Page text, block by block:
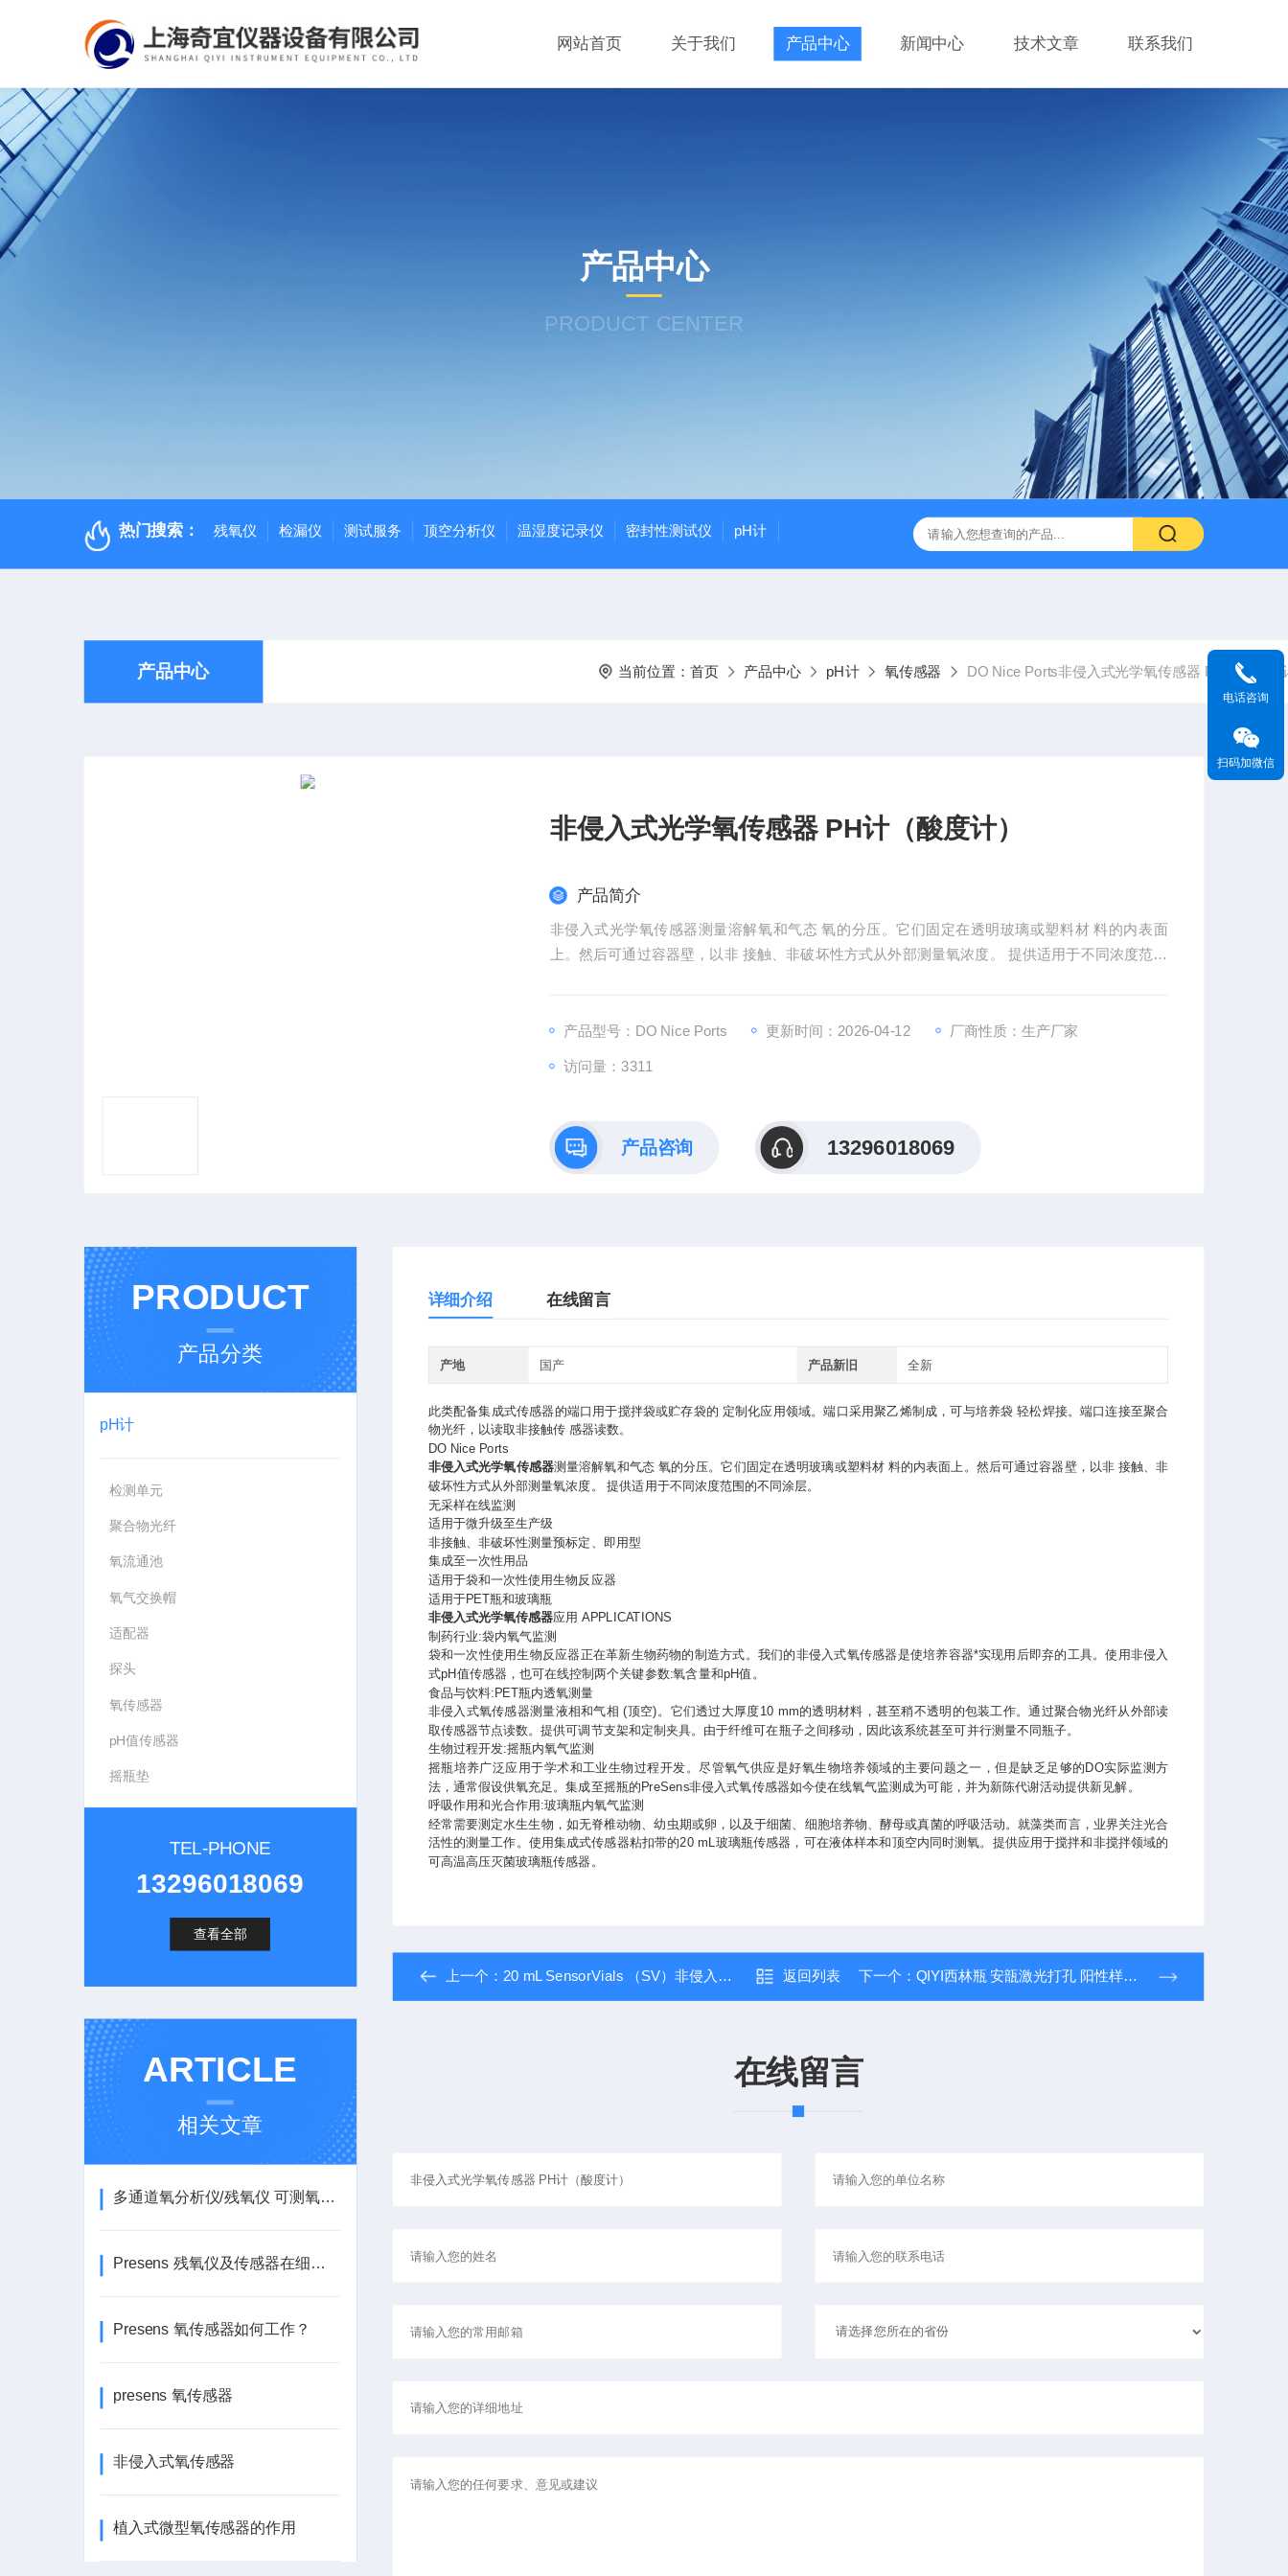
网站首页 关于我们 产品中心 新闻中心 技术文章 联系我们
产品中心
PRODUCT CENTER
热门搜索： 残氧仪 检漏仪 测试服务 顶空分析仪 温湿度记录仪 密封性测试仪 pH计
产品中心 当前位置：首页 产品中心 pH计 氧传感器 DO Nice Ports非侵入式光学氧传感器 PH计（酸度
非侵入式光学氧传感器 PH计（酸度计）
产品简介
非侵入式光学氧传感器测量溶解氧和气态 氧的分压。它们固定在透明玻璃或塑料材 料的内表面
上。然后可通过容器壁，以非 接触、非破坏性方式从外部测量氧浓度。 提供适用于不同浓度范围
产品型号：DO Nice Ports 更新时间：2026-04-12 厂商性质：生产厂家
访问量：3311
产品咨询 13296018069
PRODUCT
产品分类
pH计
检测单元
聚合物光纤
氧流通池
氧气交换帽
适配器
探头
氧传感器
pH值传感器
摇瓶垫
TEL-PHONE
13296018069
查看全部
ARTICLE
相关文章
多通道氧分析仪/残氧仪 可测氧气,PH(酸碱度）
Presens 残氧仪及传感器在细胞和基因治疗领域的应用
Presens 氧传感器如何工作？
presens 氧传感器
非侵入式氧传感器
植入式微型氧传感器的作用
详细介绍 在线留言
产地 国产 产品新旧 全新
此类配备集成式传感器的端口用于搅拌袋或贮存袋的 定制化应用领域。端口采用聚乙烯制成，可与培养袋 轻松焊接。端口连接至聚合
物光纤，以读取非接触传 感器读数。
DO Nice Ports
非侵入式光学氧传感器测量溶解氧和气态 氧的分压。它们固定在透明玻璃或塑料材 料的内表面上。然后可通过容器壁，以非 接触、非
破坏性方式从外部测量氧浓度。 提供适用于不同浓度范围的不同涂层。
无采样在线监测
适用于微升级至生产级
非接触、非破坏性测量预标定、即用型
集成至一次性用品
适用于袋和一次性使用生物反应器
适用于PET瓶和玻璃瓶
非侵入式光学氧传感器应用 APPLICATIONS
制药行业:袋内氧气监测
袋和一次性使用生物反应器正在革新生物药物的制造方式。我们的非侵入式氧传感器是使培养容器*实现用后即弃的工具。使用非侵入
式pH值传感器，也可在线控制两个关键参数:氧含量和pH值。
食品与饮料:PET瓶内透氧测量
非侵入式氧传感器测量液相和气相 (顶空)。它们透过大厚度10 mm的透明材料，甚至稍不透明的包装工作。通过聚合物光纤从外部读
取传感器节点读数。提供可调节支架和定制夹具。由于纤维可在瓶子之间移动，因此该系统甚至可并行测量不同瓶子。
生物过程开发:摇瓶内氧气监测
摇瓶培养广泛应用于学术和工业生物过程开发。尽管氧气供应是好氧生物培养领域的主要问题之一，但是缺乏足够的DO实际监测方
法，通常假设供氧充足。集成至摇瓶的PreSens非侵入式氧传感器如今使在线氧气监测成为可能，并为新陈代谢活动提供新见解。
呼吸作用和光合作用:玻璃瓶内氧气监测
经常需要测定水生生物，如无脊椎动物、幼虫期或卵，以及于细菌、细胞培养物、酵母或真菌的呼吸活动。就藻类而言，业界关注光合
活性的测量工作。使用集成式传感器粘扣带的20 mL玻璃瓶传感器，可在液体样本和顶空内同时测氧。提供应用于搅拌和非搅拌领域的
可高温高压灭菌玻璃瓶传感器。
上一个： 20 mL SensorVials （SV）非侵入式光学氧传感器 PH计（酸度计） 返回列表 下一个：QIYI西林瓶 安瓿激光打孔 阳性样品制备 密封性检测仪
在线留言
电话咨询
扫码加微信